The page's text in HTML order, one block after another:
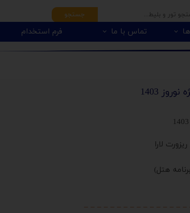
تماس با ما فرم استخدام
جستجو
1403
– – – – – – – – – – – – – – –